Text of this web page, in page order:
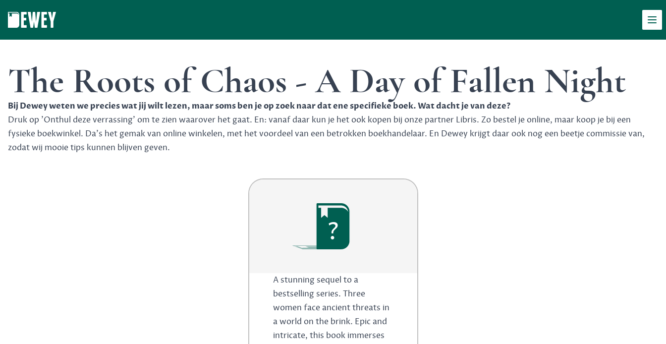
The Roots of Chaos - A Day of Fallen Night
Bij Dewey weten we precies wat jij wilt lezen, maar soms ben je op zoek naar dat ene specifieke boek. Wat dacht je van deze?
Druk op 'Onthul deze verrassing' om te zien waarover het gaat. En: vanaf daar kun je het ook kopen bij onze partner Libris. Zo bestel je online, maar koop je bij een
fysieke boekwinkel. Da's het gemak van online winkelen, met het voordeel van een betrokken boekhandelaar. En Dewey krijgt daar ook nog een beetje commissie van,
zodat wij mooie tips kunnen blijven geven.
?
A stunning sequel to a
bestselling series. Three
women face ancient threats in
a world on the brink. Epic and
intricate, this book immerses